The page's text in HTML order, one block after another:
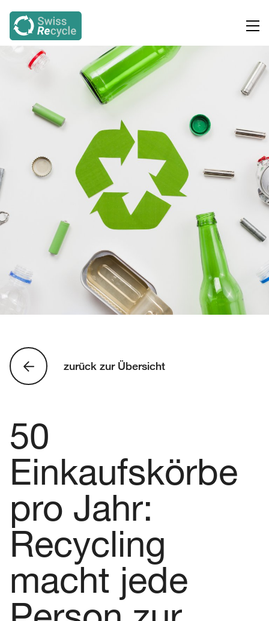
zurück zur Übersicht
50
Einkaufskörbe
pro Jahr:
Recycling
macht jede